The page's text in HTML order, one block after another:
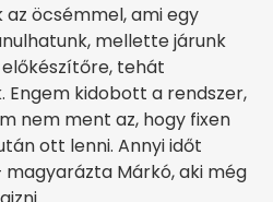
öcsémmel, ami egy
mellette járunk
tehát
Engem kidobott a rendszer,
nem ment az, hogy fixen
ott lenni. Annyi időt
Márkó, aki még